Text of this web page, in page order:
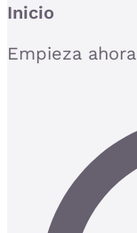
Inicio
Empieza ahora